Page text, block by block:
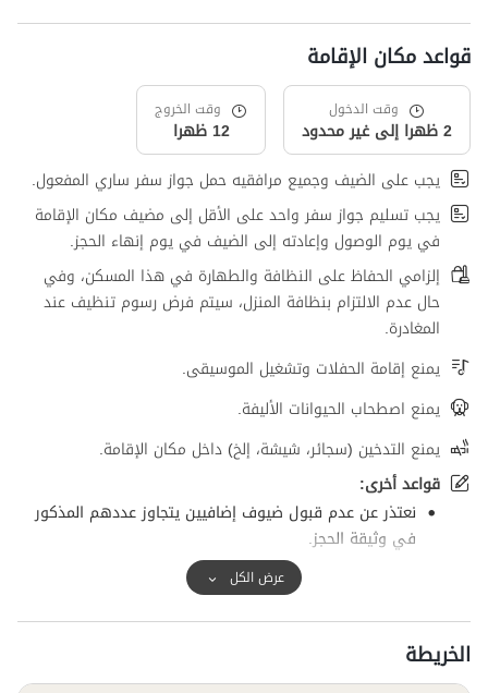
قواعد مكان الإقامة
وقت الدخول
2 ظهرا إلى غير محدود
وقت الخروج
12 ظهرا
يجب على الضيف وجميع مرافقيه حمل جواز سفر ساري المفعول.
يجب تسليم جواز سفر واحد على الأقل إلى مضيف مكان الإقامة
في يوم الوصول وإعادته إلى الضيف في يوم إنهاء الحجز.
إلزامي الحفاظ على النظافة والطهارة في هذا المسكن، وفي
حال عدم الالتزام بنظافة المنزل، سيتم فرض رسوم تنظيف عند
المغادرة.
يمنع إقامة الحفلات وتشغيل الموسيقى.
يمنع اصطحاب الحيوانات الأليفة.
يمنع التدخين (سجائر، شيشة، إلخ) داخل مكان الإقامة.
قواعد أخرى:
نعتذر عن عدم قبول ضيوف إضافيين يتجاوز عددهم المذكور
في وثيقة الحجز.
عرض الكل
الخريطة